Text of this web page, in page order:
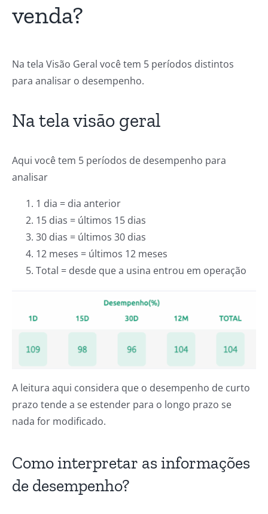
venda?
Na tela Visão Geral você tem 5 períodos distintos
para analisar o desempenho.
Na tela visão geral
Aqui você tem 5 períodos de desempenho para
analisar
1 dia = dia anterior
15 dias = últimos 15 dias
30 dias = últimos 30 dias
12 meses = últimos 12 meses
Total = desde que a usina entrou em operação
A leitura aqui considera que o desempenho de curto
prazo tende a se estender para o longo prazo se
nada for modificado.
Como interpretar as informações
de desempenho?